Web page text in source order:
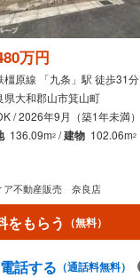
万円
橿原線 「九条」駅 徒歩31分
県大和郡山市箕山町
/ 2026年9月（築1年未満）
136.09m2 /建物 102.06m2
ア不動産販売 奈良店
をもらう （無料）
電話する （通話料無料）